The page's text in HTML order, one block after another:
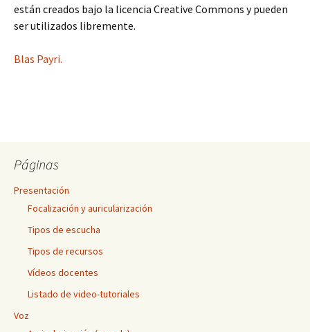
están creados bajo la licencia Creative Commons y pueden
ser utilizados libremente.
Blas Payri.
Páginas
Presentación
Focalización y auricularización
Tipos de escucha
Tipos de recursos
Vídeos docentes
Listado de video-tutoriales
Voz